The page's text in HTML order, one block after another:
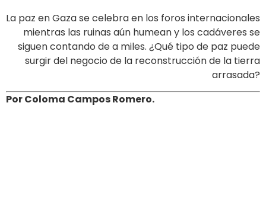
La paz en Gaza se celebra en los foros internacionales
mientras las ruinas aún humean y los cadáveres se
siguen contando de a miles. ¿Qué tipo de paz puede
surgir del negocio de la reconstrucción de la tierra
arrasada?
Por Coloma Campos Romero.